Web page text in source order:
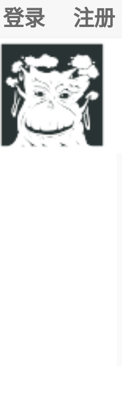
登录 注册